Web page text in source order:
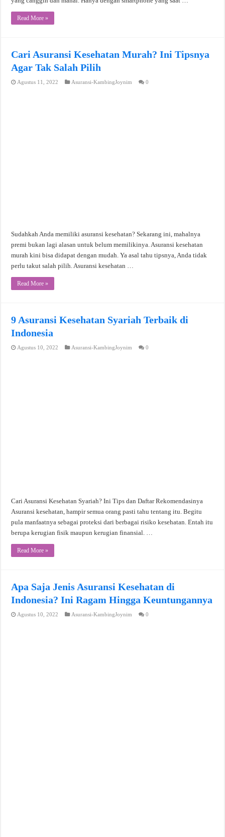
Read More »
Cari Asuransi Kesehatan Murah? Ini Tipsnya
Agar Tak Salah Pilih
Agustus 11, 2022 Asuransi-KambingJoynim 0
Sudahkah Anda memiliki asuransi kesehatan? Sekarang ini, mahalnya
premi bukan lagi alasan untuk belum memilikinya. Asuransi kesehatan
murah kini bisa didapat dengan mudah. Ya asal tahu tipsnya, Anda tidak
perlu takut salah pilih. Asuransi kesehatan …
Read More »
9 Asuransi Kesehatan Syariah Terbaik di
Indonesia
Agustus 10, 2022 Asuransi-KambingJoynim 0
Cari Asuransi Kesehatan Syariah? Ini Tips dan Daftar Rekomendasinya
Asuransi kesehatan, hampir semua orang pasti tahu tentang itu. Begitu
pula manfaatnya sebagai proteksi dari berbagai risiko kesehatan. Entah itu
berupa kerugian fisik maupun kerugian finansial. …
Read More »
Apa Saja Jenis Asuransi Kesehatan di
Indonesia? Ini Ragam Hingga Keuntungannya
Agustus 10, 2022 Asuransi-KambingJoynim 0